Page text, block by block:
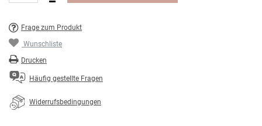
Frage zum Produkt
Wunschliste
Drucken
Häufig gestellte Fragen
Widerrufsbedingungen